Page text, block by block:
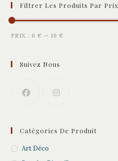
Filtrer Les Produits Par Prix
Prix
Prix
PRIX : 0 € —10 €
Suivez Nous
Catégories De Produit
Art Déco